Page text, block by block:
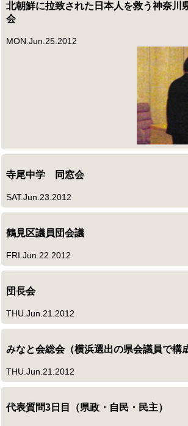
北朝鮮に拉致された日本人を救う神奈川
会
MON.Jun.25.2012
寺尾中学 同窓会
SAT.Jun.23.2012
鶴見区議員団会議
FRI.Jun.22.2012
団長会
THU.Jun.21.2012
みなと会総会（横浜選出の県会議員で構
THU.Jun.21.2012
代表質問3日目（県政・自民・民主）